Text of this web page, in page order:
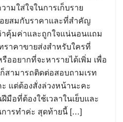
ามใส่ใจในการเก็บราย
อยสมกับราคาและที่สำคัญ
าคุ้มค่าและถูกใจแน่นอนแถม
ราคาขายส่งสำหรับใครที่
ออยากที่จะหารายได้เพิ่ม เพื่อ
สามารถติดต่อสอบถามเรท
แต่ต้องสั่งล่วงหน้านะคะ
มือที่ต้องใช้เวลาในเย็บและ
การทำค่ะ สุดท้ายนี้ […]